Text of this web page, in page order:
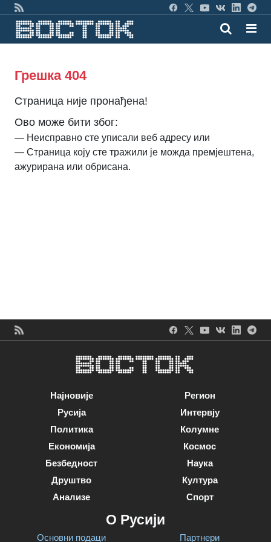
Грешка 404
Страница није пронађена!
Ово може бити због:
— Неисправно сте уписали веб адресу или
— Страница коју сте тражили је можда премјештена,
ажурирана или обрисана.
Најновије
Русија
Политика
Економија
Безбедност
Друштво
Анализе
Регион
Интервју
Колумне
Космос
Наука
Култура
Спорт
О Русији
Основни подаци Партнери